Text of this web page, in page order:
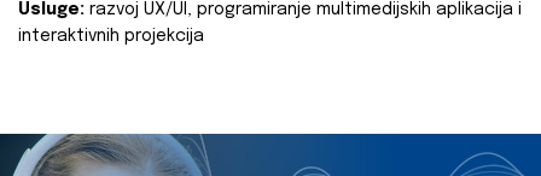
Usluge: razvoj UX/UI, programiranje multimedijskih aplikacija i
interaktivnih projekcija